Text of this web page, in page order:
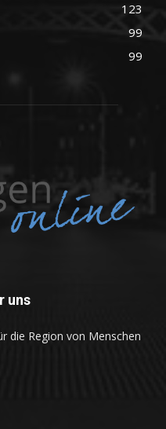
123
99
99
uns
die Region von Menschen